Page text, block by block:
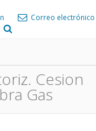
Correo electrónico
Cesion
Gas